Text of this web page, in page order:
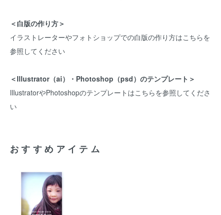
＜白版の作り方＞
イラストレーターやフォトショップでの白版の作り方はこちらを
参照してください
＜Illustrator（ai）・Photoshop（psd）のテンプレート＞
IllustratorやPhotoshopのテンプレートはこちらを参照してくださ
い
おすすめアイテム